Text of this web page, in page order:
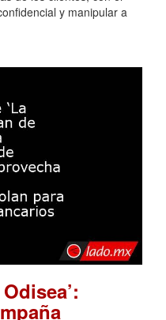
y manipular a